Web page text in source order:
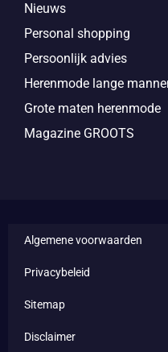
Nieuws
Personal shopping
Persoonlijk advies
Herenmode lange
Grote maten herenmode
Magazine GROOTS
Algemene voorwaarden
Privacybeleid
Sitemap
Disclaimer